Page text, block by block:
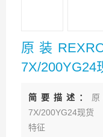
原装
7X/200YG24
简要描述：
7X/200YG24现货
特征